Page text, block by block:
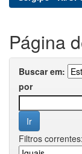
Página
Buscar em:
por
Filtros correntes: